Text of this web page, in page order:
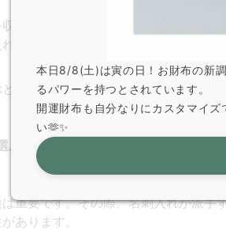
納するアイテムが名刺入れです。ビ
をプレゼントすればきっと役に立つは
きのポイントを、2つご紹介します。
重要です。その際、名刺入れが派手
あります。
本日8/8(土)は寅の日！お財布の新
るパワーを持つとされています。
開運財布も自分なりにカスタマイ
い🫶✨